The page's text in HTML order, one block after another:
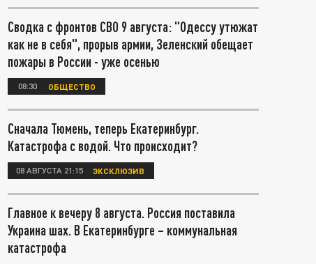
Сводка с фронтов СВО 9 августа: "Одессу утюжат
как не в себя", прорыв армии, Зеленский обещает
пожары в России - уже осенью
08:30 ОБЩЕСТВО
Сначала Тюмень, теперь Екатеринбург.
Катастрофа с водой. Что происходит?
08 АВГУСТА 21:15 ЭКСКЛЮЗИВ
Главное к вечеру 8 августа. Россия поставила
Украина шах. В Екатеринбурге – коммунальная
катастрофа